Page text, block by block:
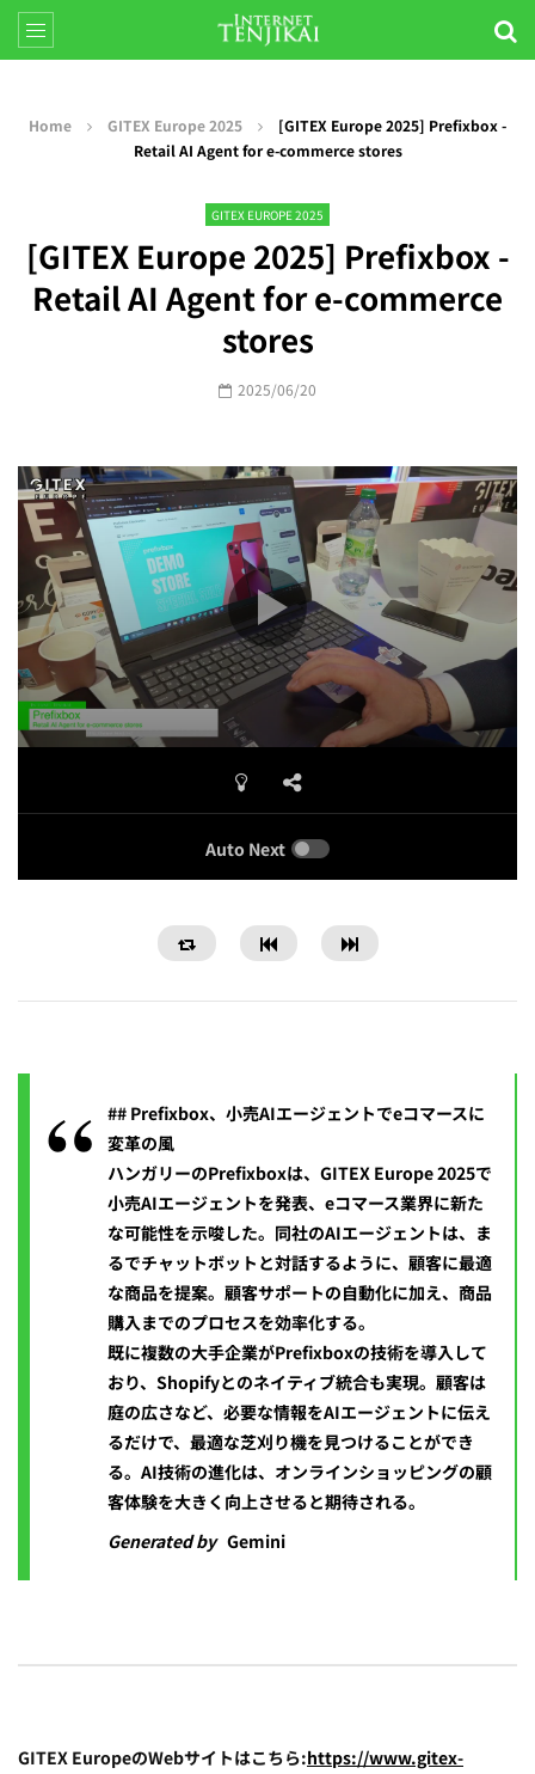
Home GITEX Europe 2025
[GITEX Europe 2025] Prefixbox -
Retail AI Agent for e-commerce stores
GITEX EUROPE 2025
[GITEX Europe 2025] Prefixbox -
Retail AI Agent for e-commerce
stores
2025/06/20
Auto Next
## Prefixbox、小売AIエージェントでeコマースに
変革の風
ハンガリーのPrefixboxは、GITEX Europe 2025で
小売AIエージェントを発表、eコマース業界に新た
な可能性を示唆した。同社のAIエージェントは、ま
るでチャットボットと対話するように、顧客に最適
な商品を提案。顧客サポートの自動化に加え、商品
購入までのプロセスを効率化する。
既に複数の大手企業がPrefixboxの技術を導入して
おり、Shopifyとのネイティブ統合も実現。顧客は
庭の広さなど、必要な情報をAIエージェントに伝え
るだけで、最適な芝刈り機を見つけることができ
る。AI技術の進化は、オンラインショッピングの顧
客体験を大きく向上させると期待される。
Generated by Gemini
GITEX EuropeのWebサイトはこちら:https://www.gitex-